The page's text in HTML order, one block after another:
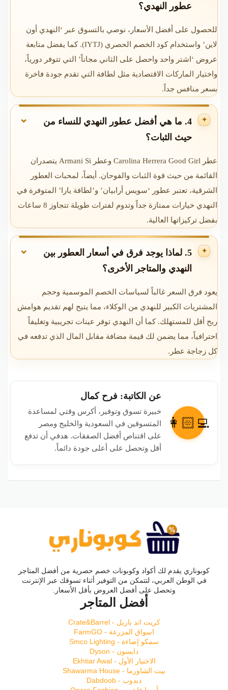
عطور النهدي؟
للحصول على أفضل الأسعار، نوصي بالتسوق عبر ‘النهدي أون
لاين’ واستخدام كود الخصم الحصري (IYTJ). كما يفضل متابعة
عروض ‘اشتر واحد واحصل على الثاني مجاناً’ التي تتوفر دورياً،
واختيار الماركات الاقتصادية مثل لطافة التي تقدم جودة فاخرة
بسعر منافس جداً.
4. ما هي أفضل عطور النهدي للنساء من
حيث الثبات؟
عطر Carolina Herrera Good Girl وعطر Armani Si يتصدران
القائمة من حيث قوة الثبات والفوحان. أيضاً، لمحبات العطور
الشرقية، تعتبر عطور ‘سويس أرابيان’ و’لطافة يارا’ المتوفرة في
النهدي خيارات ممتازة جداً وتدوم لفترات طويلة تتجاوز 8 ساعات
بفضل تركيزاتها العالية.
5. لماذا يوجد فرق في أسعار العطور بين
النهدي والمتاجر الأخرى؟
يعود فرق السعر غالباً لسياسات الخصم الموسمية وحجم
المشتريات الكبير للنهدي من الوكلاء، مما يتيح لهم تقديم هوامش
ربح أقل للمستهلك. كما أن النهدي توفر عينات تجريبية وتغليفاً
احترافياً، مما يضمن لك قيمة مضافة مقابل المال الذي تدفعه في
كل زجاجة عطر.
👩🏻‍💻
عن الكاتبة: فرح كمال
خبيرة تسوق وتوفير، أكرس وقتي لمساعدة
المتسوقين في السعودية والخليج ومصر
على اقتناص أفضل الصفقات. هدفي أن تدفع
أقل وتحصل على أعلى جودة دائماً.
كوبوناري يقدم لك أكواد وكوبونات خصم حصرية من أفضل المتاجر
في الوطن العربي، لتتمكن من التوفير أثناء تسوقك عبر الإنترنت
وتحصل على أفضل العروض بأقل الأسعار.
أفضل المتاجر
كريت اند باريل - Crate&Barrel
اسواق المزرعة - FarmGO
سمكو إضاءة - Smco Lighting
دايسون - Dyson
الاختيار الأول - Ekhtiar Awal
بيت الشاورما - Shawarma House
دبدوب - Dabdoob